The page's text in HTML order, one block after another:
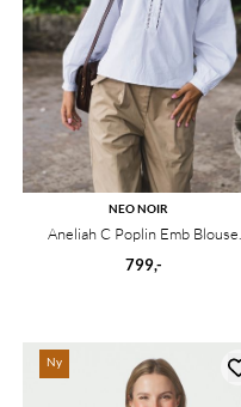
NEO NOIR
Aneliah C Poplin Emb Blouse
White
799,-
Ny